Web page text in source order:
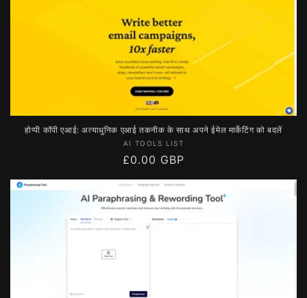
मूल्य
होप्पी कॉपी एआई: अत्याधुनिक एआई तकनीक के साथ अपने ईमेल मार्केटिंग को बदलें
विक्रेता:
AI TOOLS LIST
नियमित
रूप
मूल्य
£0.00 GBP